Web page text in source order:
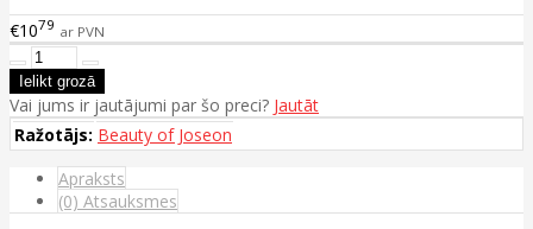
€1079 ar PVN
Vai jums ir jautājumi par šo preci? Jautāt
Ražotājs: Beauty of Joseon
Apraksts
(0) Atsauksmes